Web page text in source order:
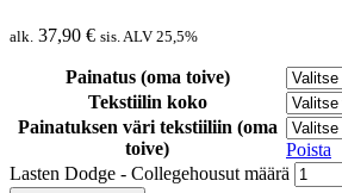
alk. 37,90 € sis. ALV 25,5%
Painatus (oma toive)
Tekstiilin koko
Painatuksen väri tekstiiliin (oma
toive)
Poista
Lasten Dodge - Collegehousut määrä